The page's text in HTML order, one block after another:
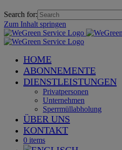
Search for:
Zum Inhalt springen
HOME
ABONNEMENTE
DIENSTLEISTUNGEN
Privatpersonen
Unternehmen
Sperrmüllabholung
ÜBER UNS
KONTAKT
0 items